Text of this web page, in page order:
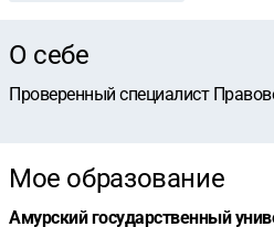
О себе
Проверенный специалист
Мое образование
Амурский государственный